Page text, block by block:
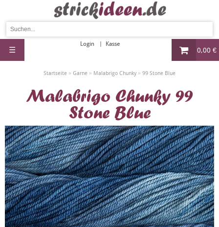
0,00 €
Login Kasse
☰
Startseite » Garne » Malabrigo Chunky » 99 Stone Blue
Malabrigo Chunky 99
Stone Blue